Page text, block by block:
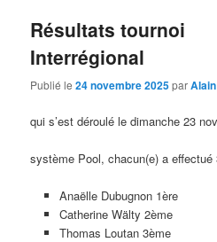
Résultats tournoi
Interrégional
Publié le24 novembre 2025par
qui s’est déroulé le dimanche 23
système Pool, chacun(e) a effectué
Anaëlle Dubugnon 1ère
Catherine Wälty 2ème
Thomas Loutan 3ème